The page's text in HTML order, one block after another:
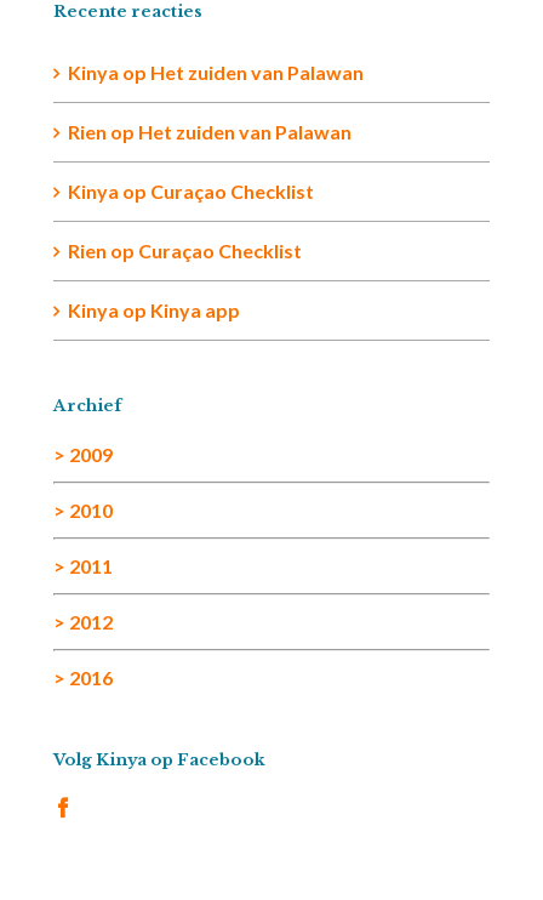
Recente reacties
Kinya op Het zuiden van Palawan
Rien op Het zuiden van Palawan
Kinya op Curaçao Checklist
Rien op Curaçao Checklist
Kinya op Kinya app
Archief
> 2009
> 2010
> 2011
> 2012
> 2016
Volg Kinya op Facebook